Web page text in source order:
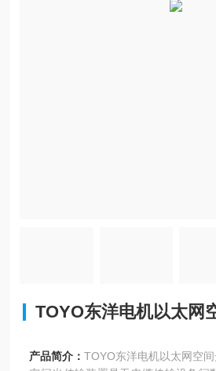
TOYO东洋电机以太网
产品简介：TOYO东洋电机以太网空